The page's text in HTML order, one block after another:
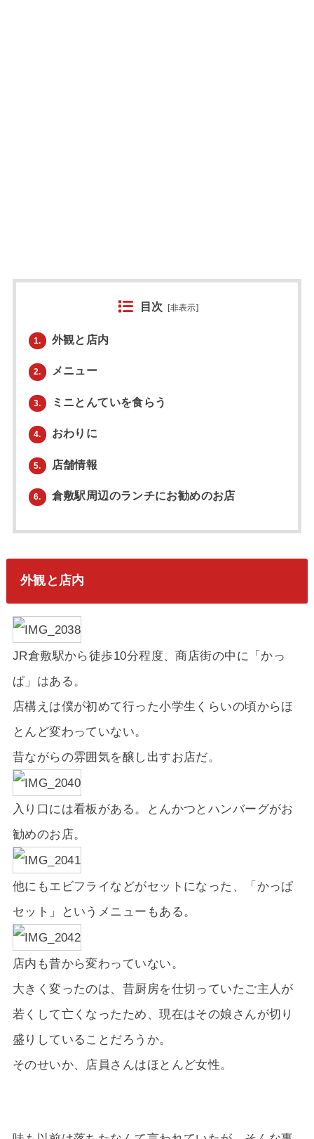
目次 [非表示]
1. 外観と店内
2. メニュー
3. ミニとんていを食らう
4. おわりに
5. 店舗情報
6. 倉敷駅周辺のランチにお勧めのお店
外観と店内
JR倉敷駅から徒歩10分程度、商店街の中に「かっ
ぱ」はある。
店構えは僕が初めて行った小学生くらいの頃からほ
とんど変わっていない。
昔ながらの雰囲気を醸し出すお店だ。
入り口には看板がある。とんかつとハンバーグがお
勧めのお店。
他にもエビフライなどがセットになった、「かっぱ
セット」というメニューもある。
店内も昔から変わっていない。
大きく変ったのは、昔厨房を仕切っていたご主人が
若くして亡くなったため、現在はその娘さんが切り
盛りしていることだろうか。
そのせいか、店員さんはほとんど女性。